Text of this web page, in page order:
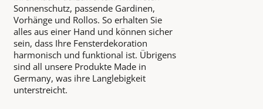
Sonnenschutz, passende Gardinen,
Vorhänge und Rollos. So erhalten Sie
alles aus einer Hand und können sicher
sein, dass Ihre Fensterdekoration
harmonisch und funktional ist. Übrigens
sind all unsere Produkte Made in
Germany, was ihre Langlebigkeit
unterstreicht.